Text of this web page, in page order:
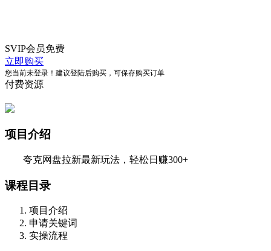
SVIP会员免费
立即购买
您当前未登录！建议登陆后购买，可保存购买订单
付费资源
项目介绍
夸克网盘拉新最新玩法，轻松日赚300+
课程目录
项目介绍
申请关键词
实操流程